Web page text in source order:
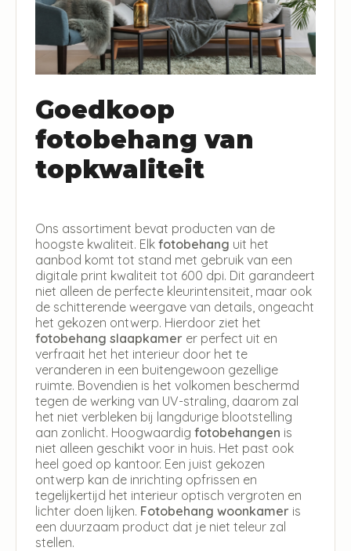
Goedkoop
fotobehang van
topkwaliteit
Ons assortiment bevat producten van de
hoogste kwaliteit. Elk fotobehang uit het
aanbod komt tot stand met gebruik van een
digitale print kwaliteit tot 600 dpi. Dit garandeert
niet alleen de perfecte kleurintensiteit, maar ook
de schitterende weergave van details, ongeacht
het gekozen ontwerp. Hierdoor ziet het
fotobehang slaapkamer er perfect uit en
verfraait het het interieur door het te
veranderen in een buitengewoon gezellige
ruimte. Bovendien is het volkomen beschermd
tegen de werking van UV-straling, daarom zal
het niet verbleken bij langdurige blootstelling
aan zonlicht. Hoogwaardig fotobehangen is
niet alleen geschikt voor in huis. Het past ook
heel goed op kantoor. Een juist gekozen
ontwerp kan de inrichting opfrissen en
tegelijkertijd het interieur optisch vergroten en
lichter doen lijken. Fotobehang woonkamer is
een duurzaam product dat je niet teleur zal
stellen.